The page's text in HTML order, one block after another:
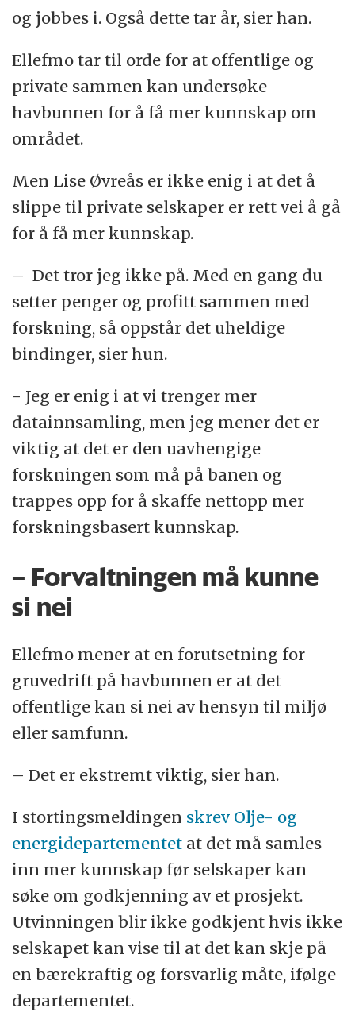
og jobbes i. Også dette tar år, sier han.
Ellefmo tar til orde for at offentlige og
private sammen kan undersøke
havbunnen for å få mer kunnskap om
området.
Men Lise Øvreås er ikke enig i at det å
slippe til private selskaper er rett vei å gå
for å få mer kunnskap.
– Det tror jeg ikke på. Med en gang du
setter penger og profitt sammen med
forskning, så oppstår det uheldige
bindinger, sier hun.
- Jeg er enig i at vi trenger mer
datainnsamling, men jeg mener det er
viktig at det er den uavhengige
forskningen som må på banen og
trappes opp for å skaffe nettopp mer
forskningsbasert kunnskap.
– Forvaltningen må kunne
si nei
Ellefmo mener at en forutsetning for
gruvedrift på havbunnen er at det
offentlige kan si nei av hensyn til miljø
eller samfunn.
– Det er ekstremt viktig, sier han.
I stortingsmeldingen skrev Olje- og
energidepartementet at det må samles
inn mer kunnskap før selskaper kan
søke om godkjenning av et prosjekt.
Utvinningen blir ikke godkjent hvis ikke
selskapet kan vise til at det kan skje på
en bærekraftig og forsvarlig måte, ifølge
departementet.